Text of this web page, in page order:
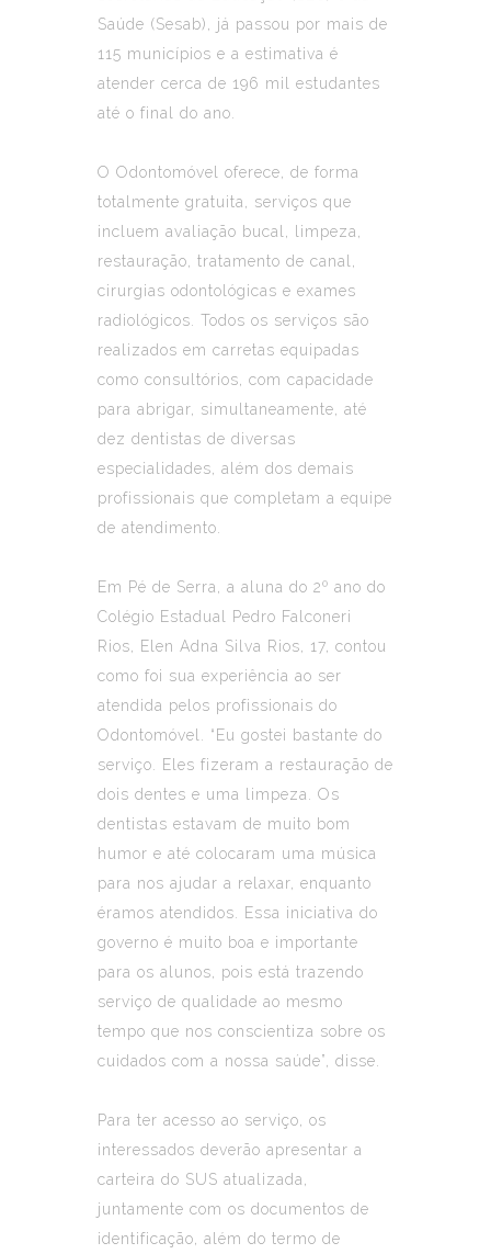
Saúde (Sesab), já passou por mais de
115 municípios e a estimativa é
atender cerca de 196 mil estudantes
até o final do ano.
O Odontomóvel oferece, de forma
totalmente gratuita, serviços que
incluem avaliação bucal, limpeza,
restauração, tratamento de canal,
cirurgias odontológicas e exames
radiológicos. Todos os serviços são
realizados em carretas equipadas
como consultórios, com capacidade
para abrigar, simultaneamente, até
dez dentistas de diversas
especialidades, além dos demais
profissionais que completam a equipe
de atendimento.
Em Pé de Serra, a aluna do 2º ano do
Colégio Estadual Pedro Falconeri
Rios, Elen Adna Silva Rios, 17, contou
como foi sua experiência ao ser
atendida pelos profissionais do
Odontomóvel. “Eu gostei bastante do
serviço. Eles fizeram a restauração de
dois dentes e uma limpeza. Os
dentistas estavam de muito bom
humor e até colocaram uma música
para nos ajudar a relaxar, enquanto
éramos atendidos. Essa iniciativa do
governo é muito boa e importante
para os alunos, pois está trazendo
serviço de qualidade ao mesmo
tempo que nos conscientiza sobre os
cuidados com a nossa saúde”, disse.
Para ter acesso ao serviço, os
interessados deverão apresentar a
carteira do SUS atualizada,
juntamente com os documentos de
identificação, além do termo de